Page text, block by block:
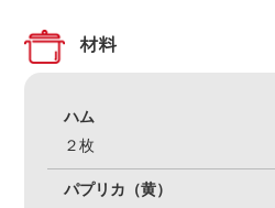
材料
ハム
２枚
パプリカ（黄）